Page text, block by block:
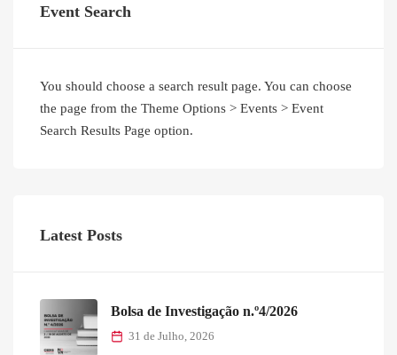
Event Search
You should choose a search result page. You can choose
the page from the Theme Options > Events > Event
Search Results Page option.
Latest Posts
Bolsa de Investigação n.º4/2026
31 de Julho, 2026